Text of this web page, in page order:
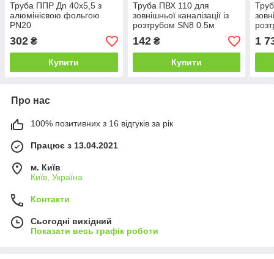
Труба ППР Дn 40х5,5 з
алюмінієвою фольгою
PN20
302 ₴
Купити
Труба ПВХ 110 для
зовнішньої каналізації із
розтрубом SN8 0.5м
142₴
Купити
1
Про нас
100% позитивних з 16 відгуків за рік
Працює з 13.04.2021
м. Київ
Київ, Україна
Контакти
Сьогодні вихідний
Показати весь графік роботи